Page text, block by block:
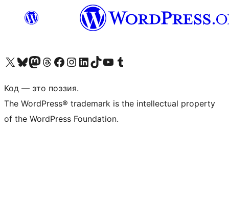
Посетите нас в X (ранее Twitter)
Посетите нашу учётную запись в Bluesky
Посетите нашу ленту в Mastodon
Посетите нашу учётную запись в Threads
Посетите нашу страницу на Facebook
Посетите наш Instagram
Посетите нашу страницу в LinkedIn
Посетите нашу учётную запись в TikTok
Посетите наш канал YouTube
Посетите нашу учётную запись в Tumblr
Код — это поэзия.
The WordPress® trademark is the intellectual property
of the WordPress Foundation.